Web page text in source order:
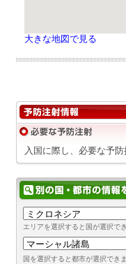
大きな地図で見る
入国に際し、必要な予
エリアを選択すると国が選択で
国を選択すると都市が選択でき